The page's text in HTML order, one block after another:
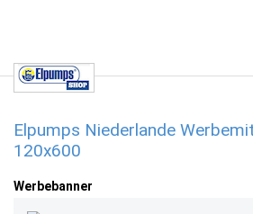
Elpumps Niederlande
120x600
Werbebanner